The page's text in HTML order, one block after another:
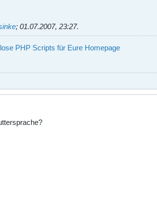
; 01.07.2007, 23:27.
PHP Scripts für Eure Homepage